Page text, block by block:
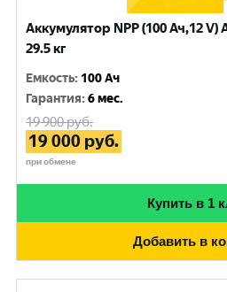
Аккумулятор NPP (100 Ач,12 V)
29.5 кг
Емкость: 100 Ач
Гарантия:6 мес.
19 900руб.
19 000 руб.
при обмене
Купить в 1
Добавить в